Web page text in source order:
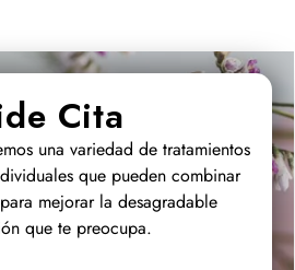
Cita
una variedad de tratamientos
que pueden combinar
mejorar la desagradable
que te preocupa.